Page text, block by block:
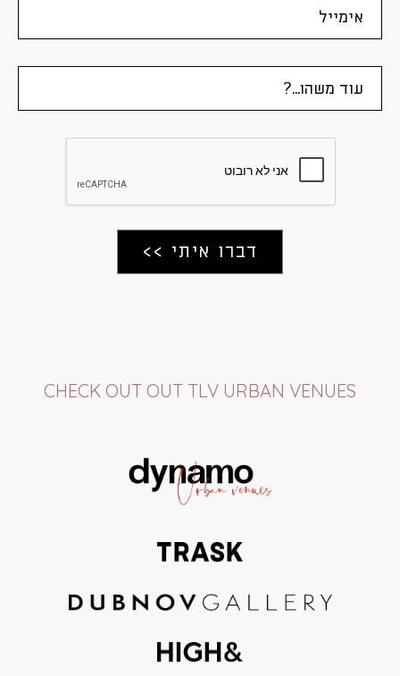
CHECK OUT OUT TLV URBAN VENUES